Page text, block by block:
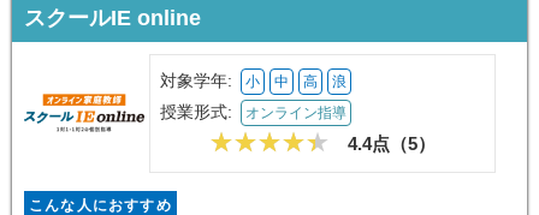
スクールIE online
対象学年: 小 中 高 浪
授業形式: オンライン指導
4.4点（5）
こんな人におすすめ